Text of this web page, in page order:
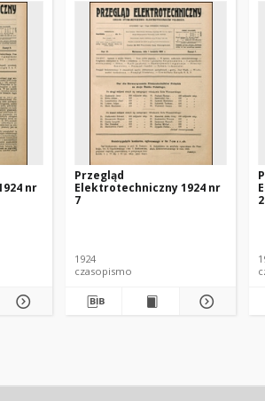
nr
Przegląd
Elektrotechniczny 1924 nr
7
1924
czasopismo